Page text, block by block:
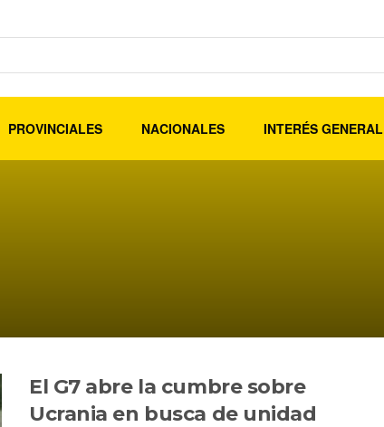
PROVINCIALES NACIONALES INTERÉS GENERAL
El G7 abre la cumbre sobre
Ucrania en busca de unidad